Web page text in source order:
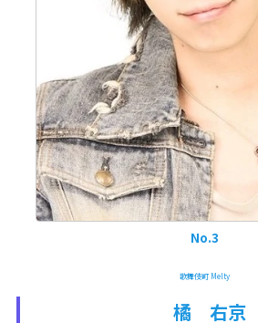
No.3
歌舞伎町 Melty
橘 右京